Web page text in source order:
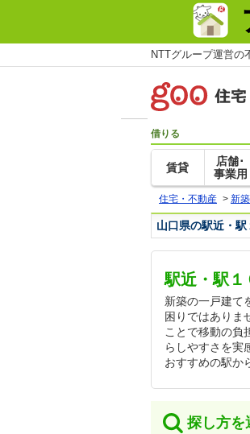
NTTグループ運営の
借りる
賃貸
店舗･
事業用
住宅・不動産 > 新
山口県の駅近・
駅近・駅１
新築の一戸建て
困りではありま
ことで移動の負
らしやすさを実
おすすめの駅か
探し方を